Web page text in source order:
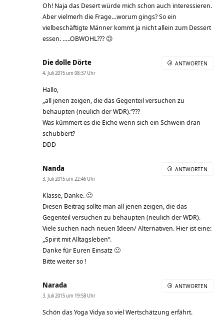
Oh! Naja das Desert würde mich schon auch interessieren.
Aber vielmerh die Frage…worum gings? So ein
vielbeschäftigte Männer kommt ja nicht allein zum Dessert
essen. …..OBWOHL??? 😉
Die dolle Dörte
4. Juli 2015 um 08:37 Uhr
Hallo,
„all jenen zeigen, die das Gegenteil versuchen zu
behaupten (neulich der WDR).“???
Was kümmert es die Eiche wenn sich ein Schwein dran
schubbert?
DDD
ANTWORTEN
Nanda
3. Juli 2015 um 22:46 Uhr
Klasse, Danke. 🙂
Diesen Beitrag sollte man all jenen zeigen, die das
Gegenteil versuchen zu behaupten (neulich der WDR).
Viele suchen nach neuen Ideen/ Alternativen. Hier ist eine:
„Spirit mit Alltagsleben“.
Danke für Euren Einsatz 🙂
Bitte weiter so !
ANTWORTEN
Narada
3. Juli 2015 um 19:58 Uhr
Schön das Yoga Vidya so viel Wertschätzung erfährt.
ANTWORTEN